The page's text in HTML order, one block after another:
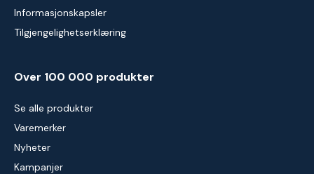
Informasjonskapsler
Tilgjengelighetserklæring
Over 100 000 produkter
Se alle produkter
Varemerker
Nyheter
Kampanjer